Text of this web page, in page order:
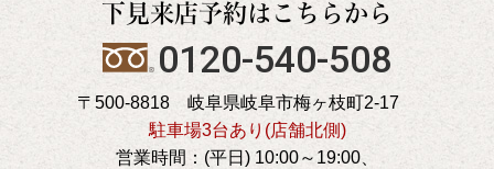
下見来店予約はこちらから
0120-540-508
〒500-8818 岐阜県岐阜市梅ヶ枝町2-17
駐車場3台あり(店舗北側)
営業時間：(平日) 10:00～19:00、